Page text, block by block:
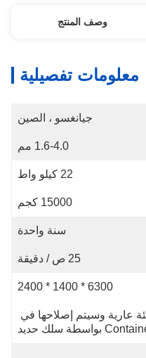
وصف المنتج
معلومات تفصيلية
جيانغسو ، الصين
1.6-4.0 مم
22 كيلو واط
15000 كجم
سنة واحدة
25 ص / دقيقة
6300 * 1400 * 2400